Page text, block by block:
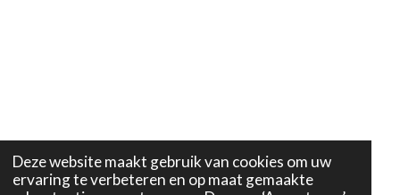
Deze website maakt gebruik van cookies om uw
ervaring te verbeteren en op maat gemaakte